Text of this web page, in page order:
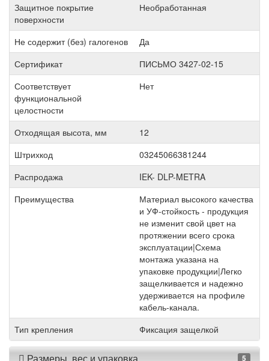
Защитное покрытие
поверхности
Необработанная
Не содержит (без) галогенов
Да
Сертификат
ПИСЬМО 3427-02-15
Соответствует
функциональной
целостности
Нет
Отходящая высота, мм
12
Штрихкод
03245066381244
Распродажа
IEK- DLP-METRA
Преимущества
Материал высокого качества
и УФ-стойкость - продукция
не изменит свой цвет на
протяжении всего срока
эксплуатации|Схема
монтажа указана на
упаковке продукции|Легко
защелкивается и надежно
удерживается на профиле
кабель-канала.
Тип крепления
Фиксация защелкой
5